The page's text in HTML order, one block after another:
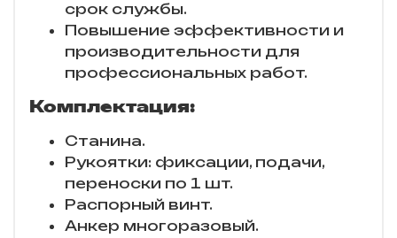
срок службы.
Повышение эффективности и
производительности для
профессиональных работ.
Комплектация:
Станина.
Рукоятки: фиксации, подачи,
переноски по 1 шт.
Распорный винт.
Анкер многоразовый.